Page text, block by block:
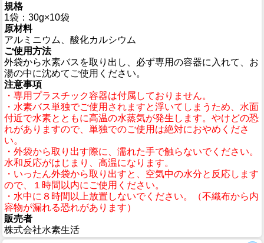
規格
1袋：30g×10袋
原材料
アルミニウム、酸化カルシウム
ご使用方法
外袋から水素バスを取り出し、必ず専用の容器に入れて、お
湯の中に沈めてご使用ください。
注意事項
・専用プラスチック容器は付属しておりません。
・水素バス単独でご使用されますと浮いてしまうため、水面
付近で水素とともに高温の水蒸気が発生します。やけどの恐
れがありますので、単独でのご使用は絶対におやめくださ
い。
・外袋から取り出す際に、濡れた手で触らないでください。
水和反応がはじまり、高温になります。
・いったん外袋から取り出すと、空気中の水分と反応します
ので、１時間以内にご使用ください。
・水中に８時間以上放置しないでください。（不織布から内
容物が漏れる恐れがあります）
販売者
株式会社水素生活